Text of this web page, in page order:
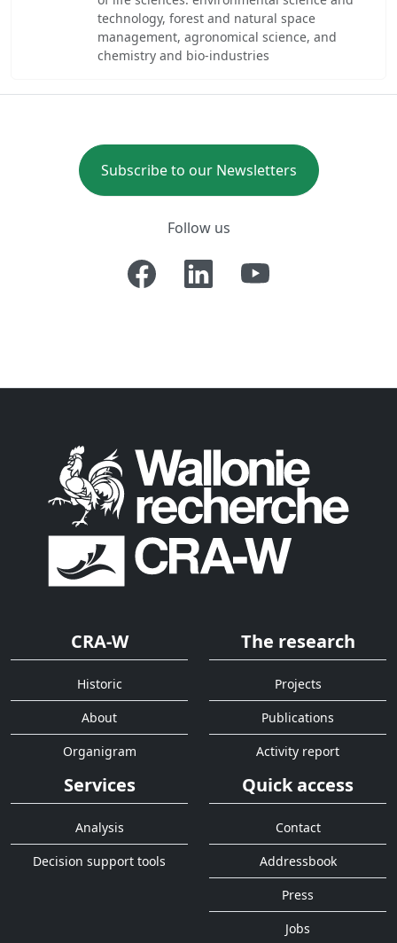
technology, forest and natural space
management, agronomical science, and
chemistry and bio-industries
Subscribe to our Newsletters
Follow us
CRA-W
Historic
About
Organigram
The research
Projects
Publications
Activity report
Services
Analysis
Decision support tools
Quick access
Contact
Addressbook
Press
Jobs